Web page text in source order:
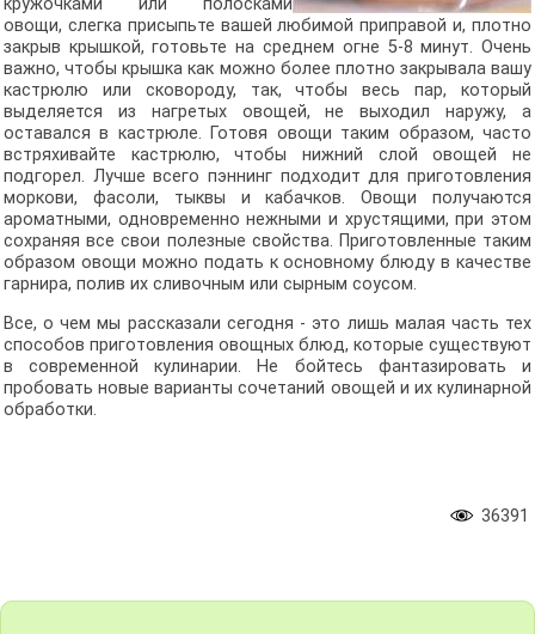
кружочками или полосками
овощи, слегка присыпьте вашей любимой приправой и, плотно
закрыв крышкой, готовьте на среднем огне 5-8 минут. Очень
важно, чтобы крышка как можно более плотно закрывала вашу
кастрюлю или сковороду, так, чтобы весь пар, который
выделяется из нагретых овощей, не выходил наружу, а
оставался в кастрюле. Готовя овощи таким образом, часто
встряхивайте кастрюлю, чтобы нижний слой овощей не
подгорел. Лучше всего пэннинг подходит для приготовления
моркови, фасоли, тыквы и кабачков. Овощи получаются
ароматными, одновременно нежными и хрустящими, при этом
сохраняя все свои полезные свойства. Приготовленные таким
образом овощи можно подать к основному блюду в качестве
гарнира, полив их сливочным или сырным соусом.
Все, о чем мы рассказали сегодня - это лишь малая часть тех
способов приготовления овощных блюд, которые существуют
в современной кулинарии. Не бойтесь фантазировать и
пробовать новые варианты сочетаний овощей и их кулинарной
обработки.
36391